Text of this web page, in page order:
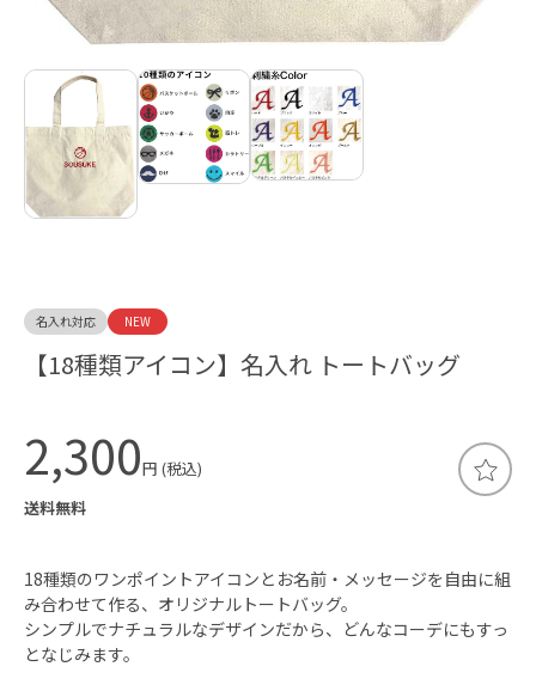
名入れ対応 NEW
【18種類アイコン】名入れ トートバッグ
2,300円 (税込)
送料無料
18種類のワンポイントアイコンとお名前・メッセージを自由に組
み合わせて作る、オリジナルトートバッグ。
シンプルでナチュラルなデザインだから、どんなコーデにもすっ
となじみます。